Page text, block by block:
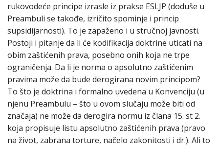
rukovodeće principe izrasle iz prakse ESLJP (doduše u
Preambuli se takođe, izričito spominje i princip
supsidijarnosti). To je zapaženo i u stručnoj javnosti.
Postoji i pitanje da li će kodifikacija doktrine uticati na
obim zaštićenih prava, posebno onih koja ne trpe
ograničenja. Da li je norma o apsolutno zaštićenim
pravima može da bude derogirana novim principom?
To što je doktrina i formalno uvedena u Konvenciju (u
njenu Preambulu – što u ovom slučaju može biti od
značaja) ne može da derogira normu iz člana 15. st 2.
koja propisuje listu apsolutno zaštićenih prava (pravo
na život, zabrana torture, načelo zakonitosti i dr.). Ali to